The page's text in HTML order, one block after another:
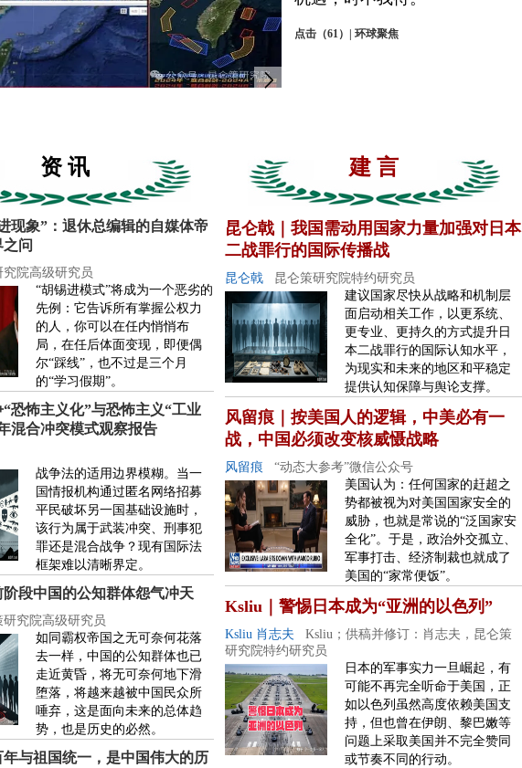
点击（61）| 环球聚焦
资 讯
现象”：退休总编辑的自媒体帝
之问
究院高级研究员
“胡锡进模式”将成为一个恶劣的
先例：它告诉所有掌握公权力
的人，你可以在任内悄悄布
局，在任后体面变现，即便偶
尔“踩线”，也不过是三个月
的“学习假期”。
恐怖主义化”与恐怖主义“工业
混合冲突模式观察报告
战争法的适用边界模糊。当一
国情报机构通过匿名网络招募
平民破坏另一国基础设施时，
该行为属于武装冲突、刑事犯
罪还是混合战争？现有国际法
框架难以清晰界定。
段中国的公知群体怨气冲天
研究院高级研究员
如同霸权帝国之无可奈何花落
去一样，中国的公知群体也已
走近黄昏，将无可奈何地下滑
堕落，将越来越被中国民众所
唾弃，这是面向未来的总体趋
势，也是历史的必然。
与祖国统一，是中国伟大的历
建 言
昆仑戟｜我国需动用国家力量加强对日本
二战罪行的国际传播战
昆仑戟
昆仑策研究院特约研究员
建议国家尽快从战略和机制层
面启动相关工作，以更系统、
更专业、更持久的方式提升日
本二战罪行的国际认知水平，
为现实和未来的地区和平稳定
提供认知保障与舆论支撑。
风留痕｜按美国人的逻辑，中美必有一
战，中国必须改变核威慑战略
风留痕
“动态大参考”微信公众号
美国认为：任何国家的赶超之
势都被视为对美国国家安全的
威胁，也就是常说的“泛国家安
全化”。于是，政治外交孤立、
军事打击、经济制裁也就成了
美国的“家常便饭”。
Ksliu｜警惕日本成为“亚洲的以色列”
Ksliu 肖志夫
Ksliu；供稿并修订：肖志夫，昆仑策
研究院特约研究员
日本的军事实力一旦崛起，有
可能不再完全听命于美国，正
如以色列虽然高度依赖美国支
持，但也曾在伊朗、黎巴嫩等
问题上采取美国并不完全赞同
或节奏不同的行动。